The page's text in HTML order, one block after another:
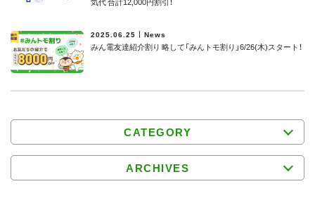
2025.06.25 News
みん電友達紹介割り 略して「みんトモ割り」6/26(木)スタート！
CATEGORY
ARCHIVES